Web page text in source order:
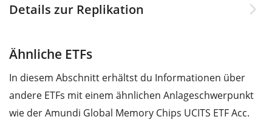
Details zur Replikation
Ähnliche ETFs
In diesem Abschnitt erhältst du Informationen über
andere ETFs mit einem ähnlichen Anlageschwerpunkt
wie der Amundi Global Memory Chips UCITS ETF Acc.